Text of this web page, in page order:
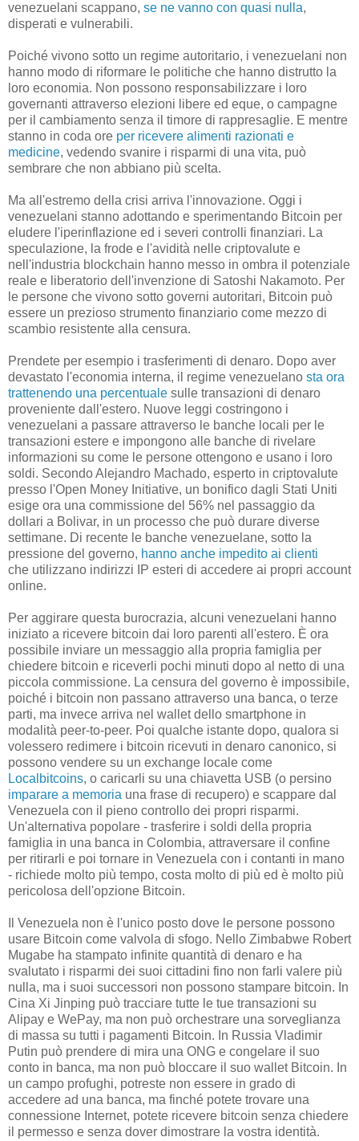
venezuelani scappano, se ne vanno con quasi nulla,
disperati e vulnerabili.
Poiché vivono sotto un regime autoritario, i venezuelani non
hanno modo di riformare le politiche che hanno distrutto la
loro economia. Non possono responsabilizzare i loro
governanti attraverso elezioni libere ed eque, o campagne
per il cambiamento senza il timore di rappresaglie. E mentre
stanno in coda ore per ricevere alimenti razionati e
medicine, vedendo svanire i risparmi di una vita, può
sembrare che non abbiano più scelta.
Ma all'estremo della crisi arriva l'innovazione. Oggi i
venezuelani stanno adottando e sperimentando Bitcoin per
eludere l'iperinflazione ed i severi controlli finanziari. La
speculazione, la frode e l'avidità nelle criptovalute e
nell'industria blockchain hanno messo in ombra il potenziale
reale e liberatorio dell'invenzione di Satoshi Nakamoto. Per
le persone che vivono sotto governi autoritari, Bitcoin può
essere un prezioso strumento finanziario come mezzo di
scambio resistente alla censura.
Prendete per esempio i trasferimenti di denaro. Dopo aver
devastato l'economia interna, il regime venezuelano sta ora
trattenendo una percentuale sulle transazioni di denaro
proveniente dall'estero. Nuove leggi costringono i
venezuelani a passare attraverso le banche locali per le
transazioni estere e impongono alle banche di rivelare
informazioni su come le persone ottengono e usano i loro
soldi. Secondo Alejandro Machado, esperto in criptovalute
presso l'Open Money Initiative, un bonifico dagli Stati Uniti
esige ora una commissione del 56% nel passaggio da
dollari a Bolivar, in un processo che può durare diverse
settimane. Di recente le banche venezuelane, sotto la
pressione del governo, hanno anche impedito ai clienti
che utilizzano indirizzi IP esteri di accedere ai propri account
online.
Per aggirare questa burocrazia, alcuni venezuelani hanno
iniziato a ricevere bitcoin dai loro parenti all'estero. È ora
possibile inviare un messaggio alla propria famiglia per
chiedere bitcoin e riceverli pochi minuti dopo al netto di una
piccola commissione. La censura del governo è impossibile,
poiché i bitcoin non passano attraverso una banca, o terze
parti, ma invece arriva nel wallet dello smartphone in
modalità peer-to-peer. Poi qualche istante dopo, qualora si
volessero redimere i bitcoin ricevuti in denaro canonico, si
possono vendere su un exchange locale come
Localbitcoins, o caricarli su una chiavetta USB (o persino
imparare a memoria una frase di recupero) e scappare dal
Venezuela con il pieno controllo dei propri risparmi.
Un'alternativa popolare - trasferire i soldi della propria
famiglia in una banca in Colombia, attraversare il confine
per ritirarli e poi tornare in Venezuela con i contanti in mano
- richiede molto più tempo, costa molto di più ed è molto più
pericolosa dell'opzione Bitcoin.
Il Venezuela non è l'unico posto dove le persone possono
usare Bitcoin come valvola di sfogo. Nello Zimbabwe Robert
Mugabe ha stampato infinite quantità di denaro e ha
svalutato i risparmi dei suoi cittadini fino non farli valere più
nulla, ma i suoi successori non possono stampare bitcoin. In
Cina Xi Jinping può tracciare tutte le tue transazioni su
Alipay e WePay, ma non può orchestrare una sorveglianza
di massa su tutti i pagamenti Bitcoin. In Russia Vladimir
Putin può prendere di mira una ONG e congelare il suo
conto in banca, ma non può bloccare il suo wallet Bitcoin. In
un campo profughi, potreste non essere in grado di
accedere ad una banca, ma finché potete trovare una
connessione Internet, potete ricevere bitcoin senza chiedere
il permesso e senza dover dimostrare la vostra identità.